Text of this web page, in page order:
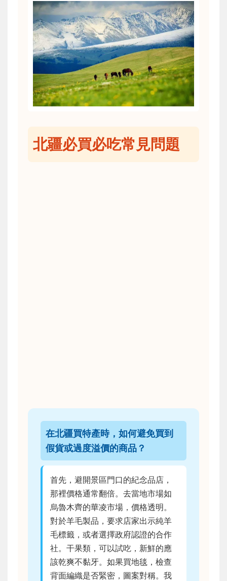
北疆必買必吃常見問題
在北疆買特產時，如何避免買到
假貨或過度溢價的商品？
首先，避開景區門口的紀念品店，
那裡價格通常翻倍。去當地市場如
烏魯木齊的華凌市場，價格透明。
對於羊毛製品，要求店家出示純羊
毛標籤，或者選擇政府認證的合作
社。干果類，可以試吃，新鮮的應
該乾爽不黏牙。如果買地毯，檢查
背面編織是否緊密，圖案對稱。我